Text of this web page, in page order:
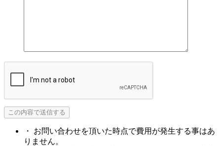
・ お問い合わせを頂いた時点で費用が発生する事はあ
りません。